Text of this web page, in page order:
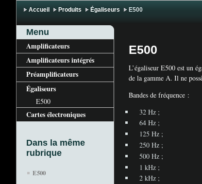
Accueil Produits Égaliseurs E500
Menu
Amplificateurs
Amplificateurs intégrés
Préamplificateurs
Égaliseurs
E500
Cartes électroniques
Dans la même
rubrique
E500
E500
L’égaliseur E500 est un
de la gamme A. Il ne
Bandes de fréquence :
32 Hz ;
64 Hz ;
125 Hz ;
250 Hz ;
500 Hz ;
1 kHz ;
2 kHz ;